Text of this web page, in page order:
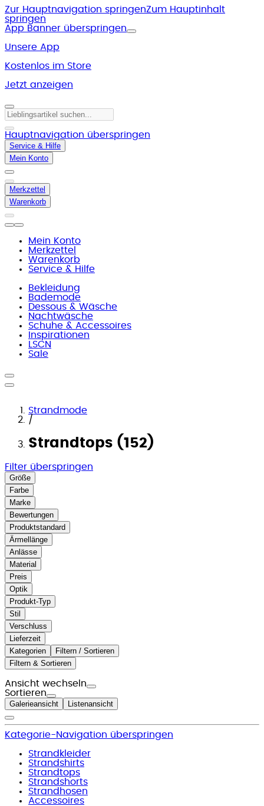
Zur Hauptnavigation springenZum Hauptinhalt
springen
App Banner überspringen
Unsere App
Kostenlos im Store
Jetzt anzeigen
Hauptnavigation überspringen
Service & Hilfe
Mein Konto
Merkzettel
Warenkorb
Mein Konto
Merkzettel
Warenkorb
Service & Hilfe
Bekleidung
Bademode
Dessous & Wäsche
Nachtwäsche
Schuhe & Accessoires
Inspirationen
LSCN
Sale
Strandmode
/
Strandtops (152)
Filter überspringen
Größe
Farbe
Marke
Bewertungen
Produktstandard
Ärmellänge
Anlässe
Material
Preis
Optik
Produkt-Typ
Stil
Verschluss
Lieferzeit
Kategorien
Filtern / Sortieren
Filtern & Sortieren
Ansicht wechseln
Sortieren
Galerieansicht Listenansicht
Kategorie-Navigation überspringen
Strandkleider
Strandshirts
Strandtops
Strandshorts
Strandhosen
Accessoires